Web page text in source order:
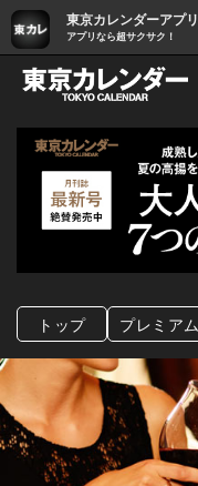
東京カレンダーアプリ
アプリなら超サクサク！
トップ プレミアム